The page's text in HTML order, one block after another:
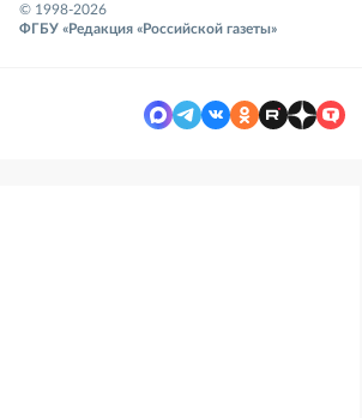
© 1998-2026
ФГБУ «Редакция «Российской газеты»